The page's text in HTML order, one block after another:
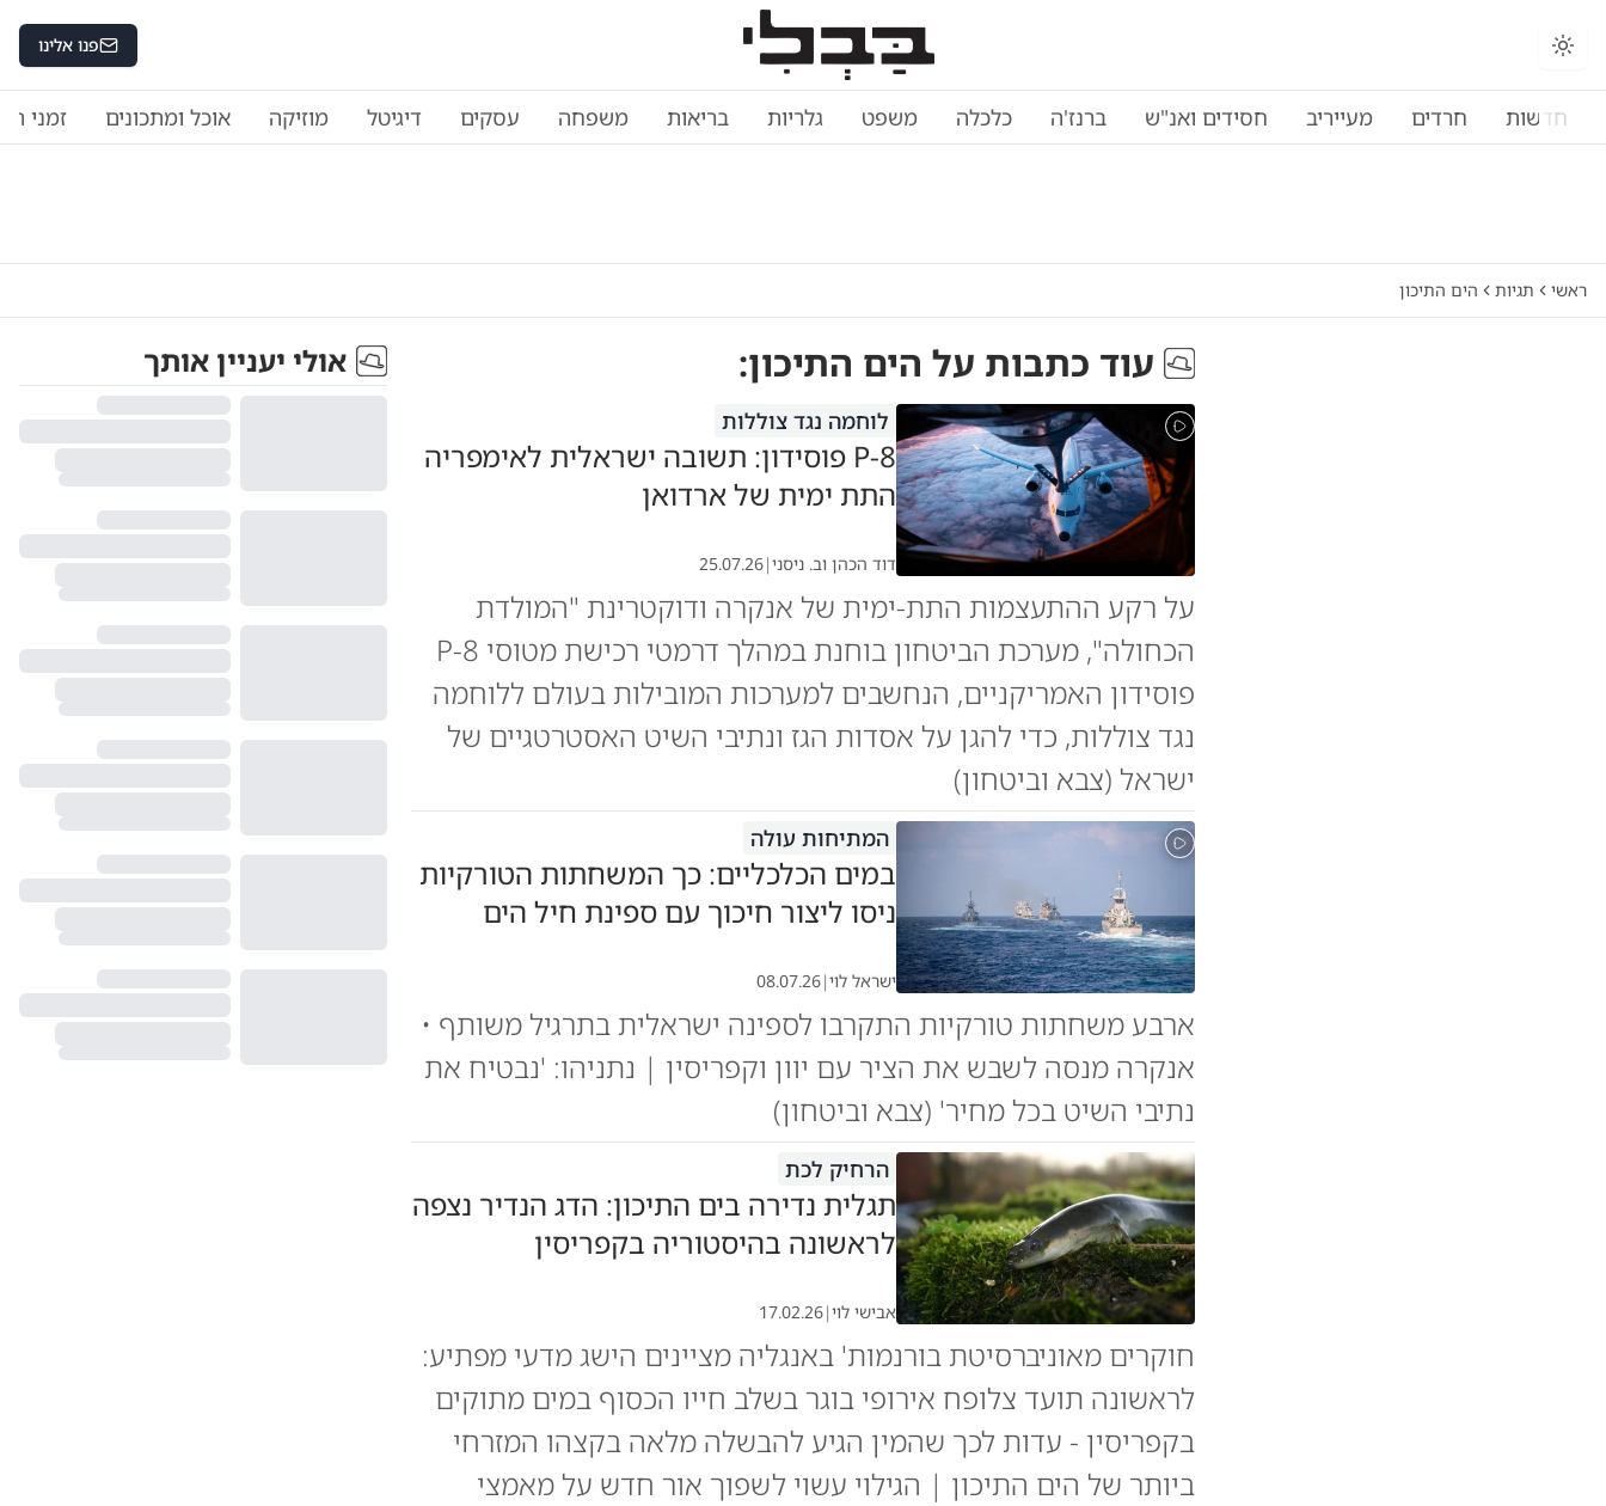
החלפת מצב תצוגה פנו אלינו
חדשות חרדים מעייריב חסידים ואנ"ש ברנז'ה כלכלה משפט גלריות בריאות משפחה עסקים דיגיטל מוזיקה אוכל ומתכונים זמני
ראשי תגיות הים התיכון
עוד כתבות על הים התיכון:
לוחמה נגד צוללות
P-8 פוסידון: תשובה ישראלית לאימפריה
התת ימית של ארדואן
דוד הכהן וב. ניסני|
25.07.26
על רקע ההתעצמות התת-ימית של אנקרה ודוקטרינת "המולדת
הכחולה", מערכת הביטחון בוחנת במהלך דרמטי רכישת מטוסי P-8
פוסידון האמריקניים, הנחשבים למערכות המובילות בעולם ללוחמה
נגד צוללות, כדי להגן על אסדות הגז ונתיבי השיט האסטרטגיים של
ישראל (צבא וביטחון)
המתיחות עולה
במים הכלכליים: כך המשחתות הטורקיות
ניסו ליצור חיכוך עם ספינת חיל הים
ישראל לוי|
08.07.26
ארבע משחתות טורקיות התקרבו לספינה ישראלית בתרגיל משותף •
אנקרה מנסה לשבש את הציר עם יוון וקפריסין | נתניהו: 'נבטיח את
נתיבי השיט בכל מחיר' (צבא וביטחון)
הרחיק לכת
תגלית נדירה בים התיכון: הדג הנדיר נצפה
לראשונה בהיסטוריה בקפריסין
אבישי לוי|
17.02.26
חוקרים מאוניברסיטת בורנמות' באנגליה מציינים הישג מדעי מפתיע:
לראשונה תועד צלופח אירופי בוגר בשלב חייו הכסוף במים מתוקים
בקפריסין - עדות לכך שהמין הגיע להבשלה מלאה בקצהו המזרחי
ביותר של הים התיכון | הגילוי עשוי לשפוך אור חדש על מאמצי
אולי יעניין אותך